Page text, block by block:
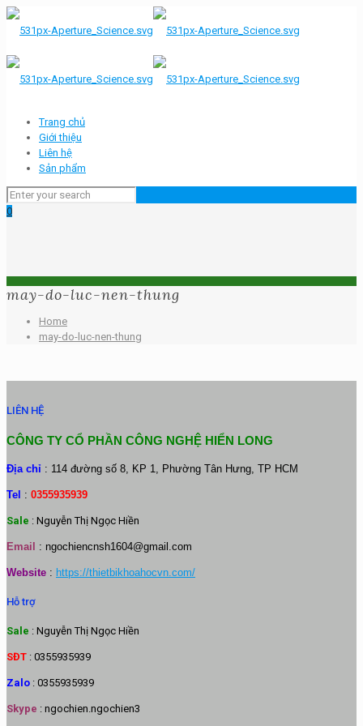
Trang chủ
Giới thiệu
Liên hệ
Sản phẩm
0
may-do-luc-nen-thung
Home
may-do-luc-nen-thung
LIÊN HỆ
CÔNG TY CỔ PHẦN CÔNG NGHỆ HIỂN LONG
Địa chỉ : 114 đường số 8, KP 1, Phường Tân Hưng, TP HCM
Tel : 0355935939
Sale : Nguyễn Thị Ngọc Hiền
Email : ngochiencnsh1604@gmail.com
Website : https://thietbikhoahocvn.com/
Hỗ trợ
Sale : Nguyễn Thị Ngọc Hiền
SĐT : 0355935939
Zalo : 0355935939
Skype : ngochien.ngochien3